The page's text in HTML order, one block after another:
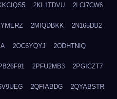
2KL1TDVU 2LCI7CW6
2MIQDBKK 2N165DB2
2OC6YQYJ 2ODHTNIQ
2PFU2MB3 2PGICZT7
2QFIABDG 2QYABSTR